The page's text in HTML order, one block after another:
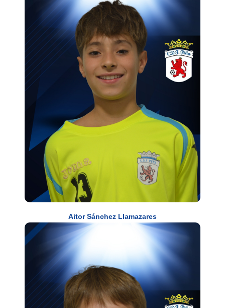
Aitor Sánchez Llamazares